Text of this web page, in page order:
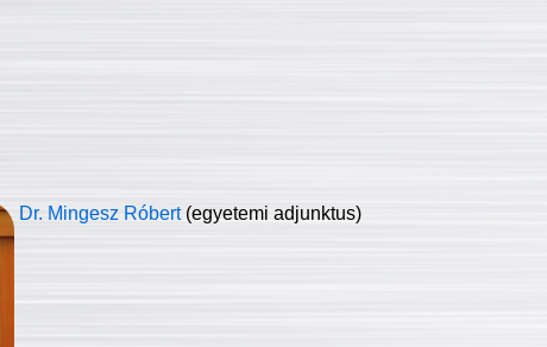
Dr. Mingesz Róbert (egyetemi adjunktus)